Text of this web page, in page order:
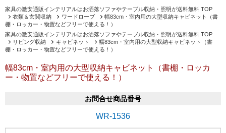
家具の激安通販インテリアルはお洒落ソファやテーブル収納・照明が送料無料 TOP
衣類＆玄関収納
ワードローブ
幅83cm・室内用の大型収納キャビネット（書
棚・ロッカー・物置などフリーで使える！）
家具の激安通販インテリアルはお洒落ソファやテーブル収納・照明が送料無料 TOP
リビング収納
キャビネット
幅83cm・室内用の大型収納キャビネット（書
棚・ロッカー・物置などフリーで使える！）
幅83cm・室内用の大型収納キャビネット（書棚・ロッカ
ー・物置などフリーで使える！）
お問合せ商品番号
WR-1536